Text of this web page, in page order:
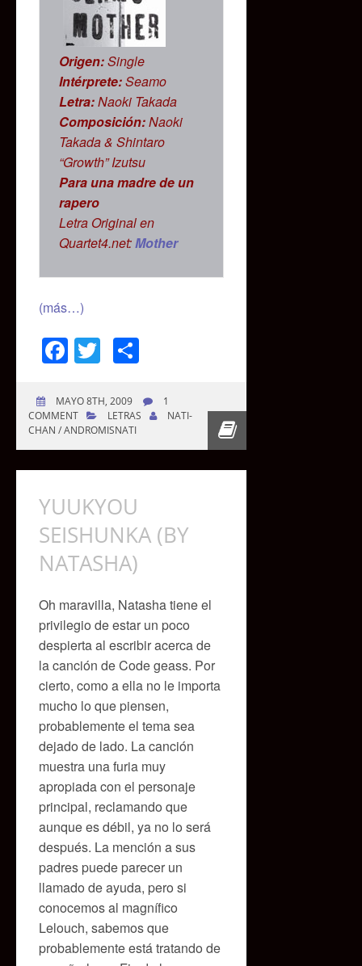
Origen:Single
Intérprete:Seamo
Letra:Naoki Takada
Composición:Naoki
Takada & Shintaro
“Growth” Izutsu
Para una madre de un
rapero
Letra Original en
Quartet4.net:Mother
(más…)
Facebook
Twitter
MAYO 8TH, 2009
1
COMMENT
LETRAS
NATI-
CHAN / ANDROMISNATI
YUUKYOU
SEISHUNKA (BY
NATASHA)
Oh maravilla, Natasha tiene el
privilegio de estar un poco
despierta al escribir acerca de
la canción de Code geass. Por
cierto, como a ella no le importa
mucho lo que piensen,
probablemente el tema sea
dejado de lado. La canción
muestra una furia muy
apropiada con el personaje
principal, reclamando que
aunque es débil, ya no lo será
después. La mención a sus
padres puede parecer un
llamado de ayuda, pero si
conocemos al magnífico
Lelouch, sabemos que
probablemente está tratando de